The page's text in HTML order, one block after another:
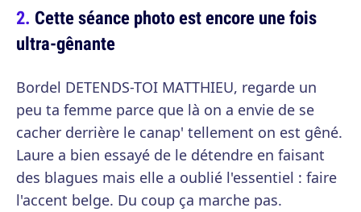
Cette séance photo est encore une fois
ultra-gênante
Bordel DETENDS-TOI MATTHIEU, regarde un
peu ta femme parce que là on a envie de se
cacher derrière le canap' tellement on est gêné.
Laure a bien essayé de le détendre en faisant
des blagues mais elle a oublié l'essentiel : faire
l'accent belge. Du coup ça marche pas.